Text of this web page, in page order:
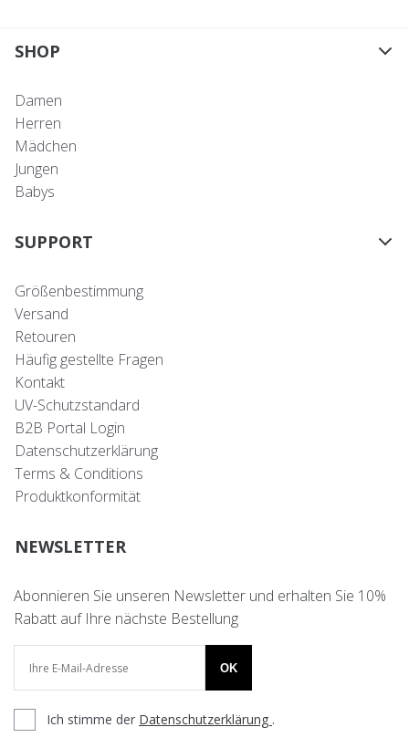
SHOP
Damen
Herren
Mädchen
Jungen
Babys
SUPPORT
Größenbestimmung
Versand
Retouren
Häufig gestellte Fragen
Kontakt
UV-Schutzstandard
B2B Portal Login
Datenschutzerklärung
Terms & Conditions
Produktkonformität
NEWSLETTER
Abonnieren Sie unseren Newsletter und erhalten Sie 10%
Rabatt auf Ihre nächste Bestellung
OK
Ich stimme der Datenschutzerklärung .